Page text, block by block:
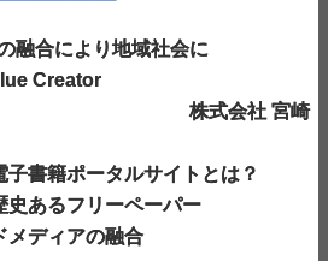
合により地域社会に
Creator
社 宮崎
書籍ポータルサイトとは？
あるフリーペーパー
ディアの融合